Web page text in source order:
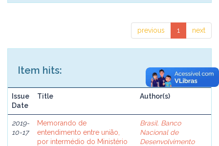
previous 1 next
Item hits:
Issue
Date
Title Author(s)
2019-
10-17
Memorando de
entendimento entre união,
por intermédio do Ministério
Brasil. Banco
Nacional de
Desenvolvimento